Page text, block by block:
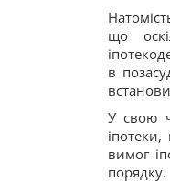
що
в
У свою
вимог
порядку.